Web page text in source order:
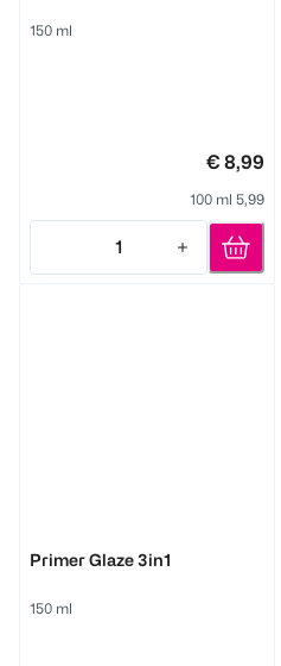
150 ml
€ 8,99
100 ml 5,99
1
Quantity: 1
Primer Glaze 3in1
150 ml